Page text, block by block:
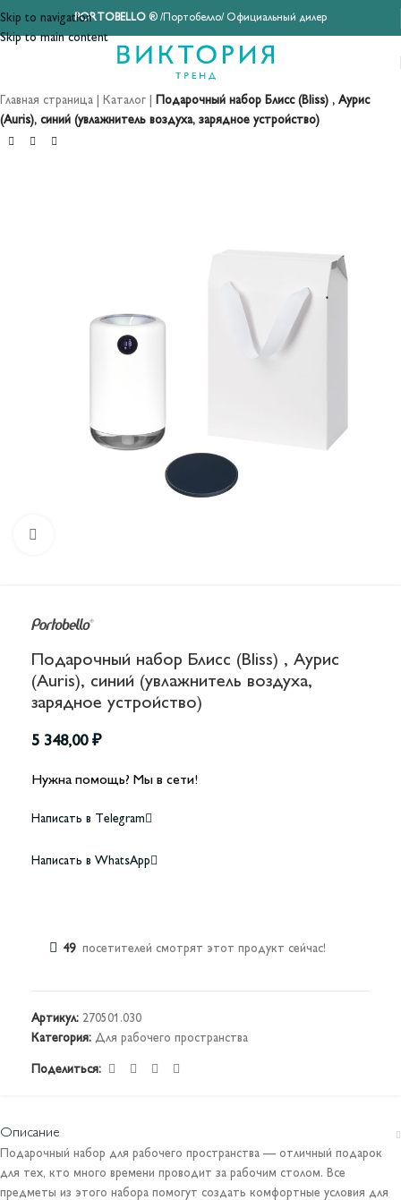
Skip to navigation
Skip to main content
PORTOBELLO® /Портобелло/ Официальный дилер
Главная страница Каталог
Подарочный набор Блисс (Bliss) , Аурис
(Auris), синий (увлажнитель воздуха, зарядное устройство)
Подарочный набор Блисс (Bliss) , Аурис
(Auris), синий (увлажнитель воздуха,
зарядное устройство)
5 348,00 ₽
Нужна помощь? Мы в сети!
Написать в Telegram
Написать в WhatsApp
49 посетителей смотрят этот продукт сейчас!
Артикул: 270501.030
Категория: Для рабочего пространства
Поделиться:
Описание
Подарочный набор для рабочего пространства — отличный подарок
для тех, кто много времени проводит за рабочим столом. Все
предметы из этого набора помогут создать комфортные условия для